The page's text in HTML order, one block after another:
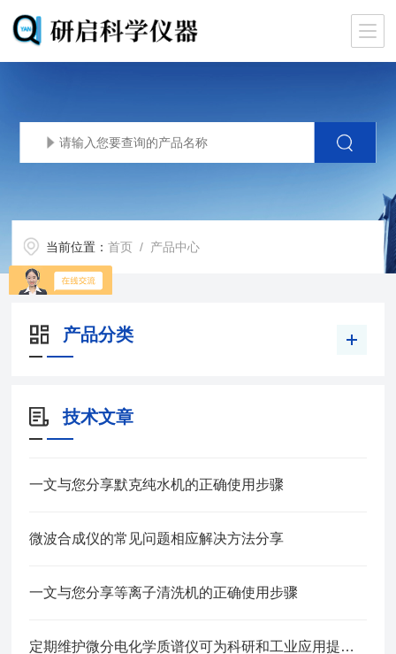
当前位置：首页 / 产品中心
产品分类
技术文章
一文与您分享默克纯水机的正确使用步骤
微波合成仪的常见问题相应解决方法分享
一文与您分享等离子清洗机的正确使用步骤
定期维护微分电化学质谱仪可为科研和工业应用提供可靠支持